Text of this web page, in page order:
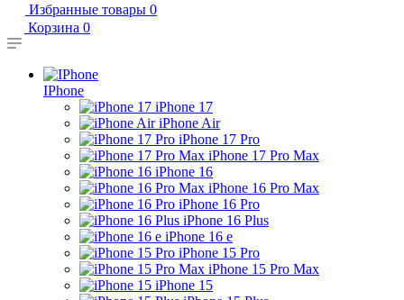
Избранные товары 0
Корзина 0
IPhone
iPhone 17
iPhone Air
iPhone 17 Pro
iPhone 17 Pro Max
iPhone 16
iPhone 16 Pro Max
iPhone 16 Pro
iPhone 16 Plus
iPhone 16 e
iPhone 15 Pro
iPhone 15 Pro Max
iPhone 15